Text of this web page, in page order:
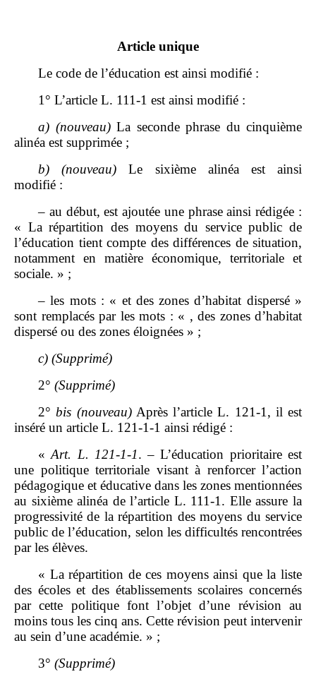
Article unique
Le code de l’éducation est ainsi modifié :
1° L’article L. 111‑1 est ainsi modifié :
a) (nouveau)La seconde phrase du cinquième
alinéa est supprimée ;
b)
(nouveau) Le sixième alinéa est ainsi
modifié :
– au début, est ajoutée une phrase ainsi rédigée :
« La répartition des moyens du service public de
l’éducation tient compte des différences de situation,
notamment en matière économique, territoriale et
sociale. » ;
– les mots : « et des zones d’habitat dispersé »
sont remplacés par les mots : « , des zones d’habitat
dispersé ou des zones éloignées » ;
c) (Supprimé)
2° (Supprimé)
2°bis (nouveau)Après l’article L. 121‑1, il est
inséré un article L. 121‑1‑1 ainsi rédigé :
«Art. L. 121‑1‑1. – L’éducation prioritaire est
une politique territoriale visant à renforcer l’action
pédagogique et éducative dans les zones mentionnées
au sixième alinéa de l’article L. 111‑1. Elle assure la
progressivité de la répartition des moyens du service
public de l’éducation, selon les difficultés rencontrées
par les élèves.
« La répartition de ces moyens ainsi que la liste
des écoles et des établissements scolaires concernés
par cette politique font l’objet d’une révision au
moins tous les cinq ans. Cette révision peut intervenir
au sein d’une académie. » ;
3° (Supprimé)